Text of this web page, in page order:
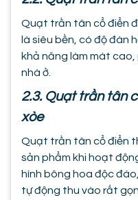
Quạt trần tân cổ điển
là siêu bền, có độ đàn
khả năng làm mát cao,
nhà ở.
2.3. Quạt trần tân
xòe
Quạt trần tân cổ điển
sản phẩm khi hoạt
hình bông hoa độc
tự động thu vào rất